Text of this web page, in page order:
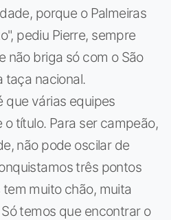
porque o Palmeiras
pediu Pierre, sempre
não briga só com o São
taça nacional.
que várias equipes
título. Para ser campeão,
não pode oscilar de
três pontos
muito chão, muita
temos que encontrar o